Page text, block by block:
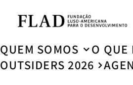
QUEM SOMOS
O QUE
OUTSIDERS 2026